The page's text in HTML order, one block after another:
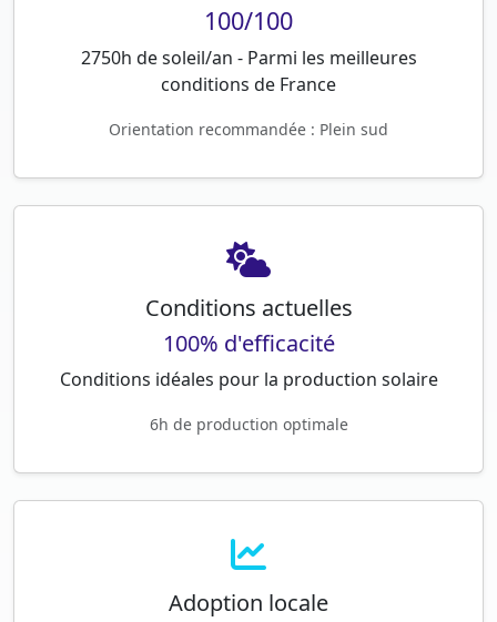
100/100
2750h de soleil/an - Parmi les meilleures
conditions de France
Orientation recommandée : Plein sud
Conditions actuelles
100% d'efficacité
Conditions idéales pour la production solaire
6h de production optimale
Adoption locale